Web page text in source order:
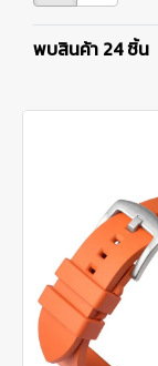
พบสินค้า 24 ชิ้น